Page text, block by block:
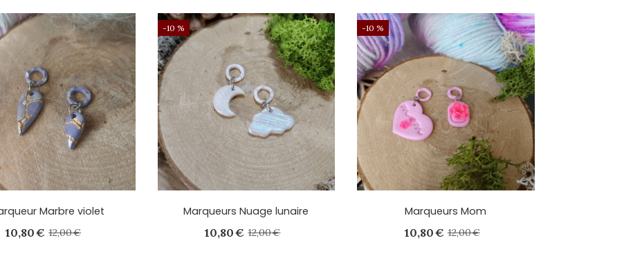
Marbre violet
10,80€ 12,00€
-10 %
Marqueurs Nuage lunaire
10,80€ 12,00€
-10 %
Marqueurs Mom
10,80€ 12,00€